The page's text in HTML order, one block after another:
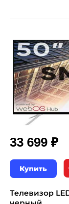
33 699 ₽
Купить
Телевизор